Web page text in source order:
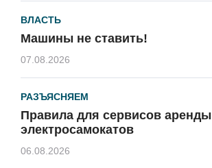
ВЛАСТЬ
Машины не ставить!
07.08.2026
РАЗЪЯСНЯЕМ
Правила для сервисов аренды
электросамокатов
06.08.2026